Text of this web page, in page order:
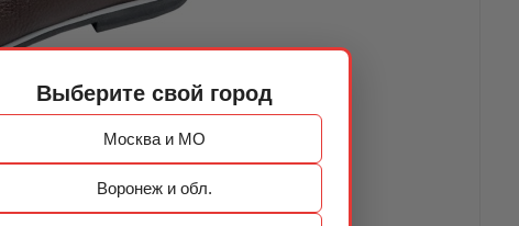
Выберите свой город
Москва и МО
Воронеж и обл.